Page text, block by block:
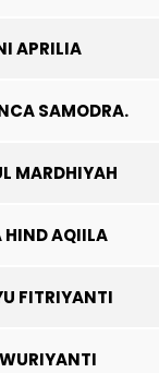
APRILIA
SAMODRA.
MARDHIYAH
HIND AQIILA
FITRIYANTI